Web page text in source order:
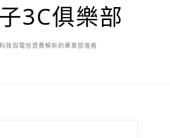
3C俱樂部
技與電信資費解析的專業部落格